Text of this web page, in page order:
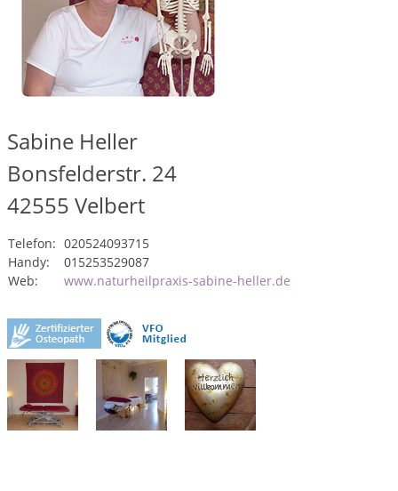
Sabine Heller
Bonsfelderstr. 24
42555 Velbert
Telefon: 020524093715
Handy:
015253529087
Web:
www.naturheilpraxis-sabine-heller.de